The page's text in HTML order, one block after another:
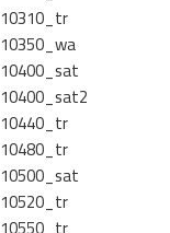
10310_tr
10350_wa
10400_sat
10400_sat2
10440_tr
10480_tr
10500_sat
10520_tr